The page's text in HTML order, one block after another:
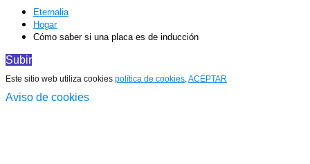
Eternalia
Hogar
Cómo saber si una placa es de inducción
Subir
Este sitio web utiliza cookies política de cookies.ACEPTAR
Aviso de cookies